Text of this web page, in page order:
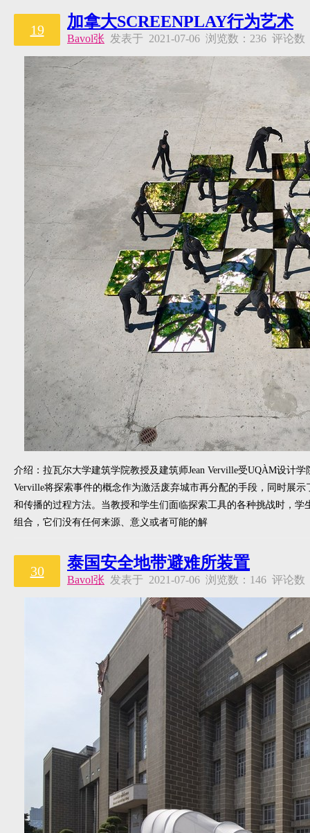
19 加拿大SCREENPLAY行为艺术
Bavol张 发表于 2021-07-06 浏览数：236 评论
介绍：拉瓦尔大学建筑学院教授及建筑师Jean Verville受UQÀM设计
Verville将探索事件的概念作为激活废弃城市再分配的手段，同时展
和传播的过程方法。当教授和学生们面临探索工具的各种挑战时，
组合，它们没有任何来源、意义或者可能的解
30 泰国安全地带避难所装置
Bavol张 发表于 2021-07-06 浏览数：146 评论